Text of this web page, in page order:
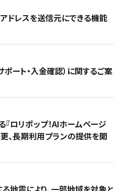
ドレスを送信元にできる機能
ート・入金確認）に関するご案
ロリポップ！AIホームページ
、長期利用プランの提供を開